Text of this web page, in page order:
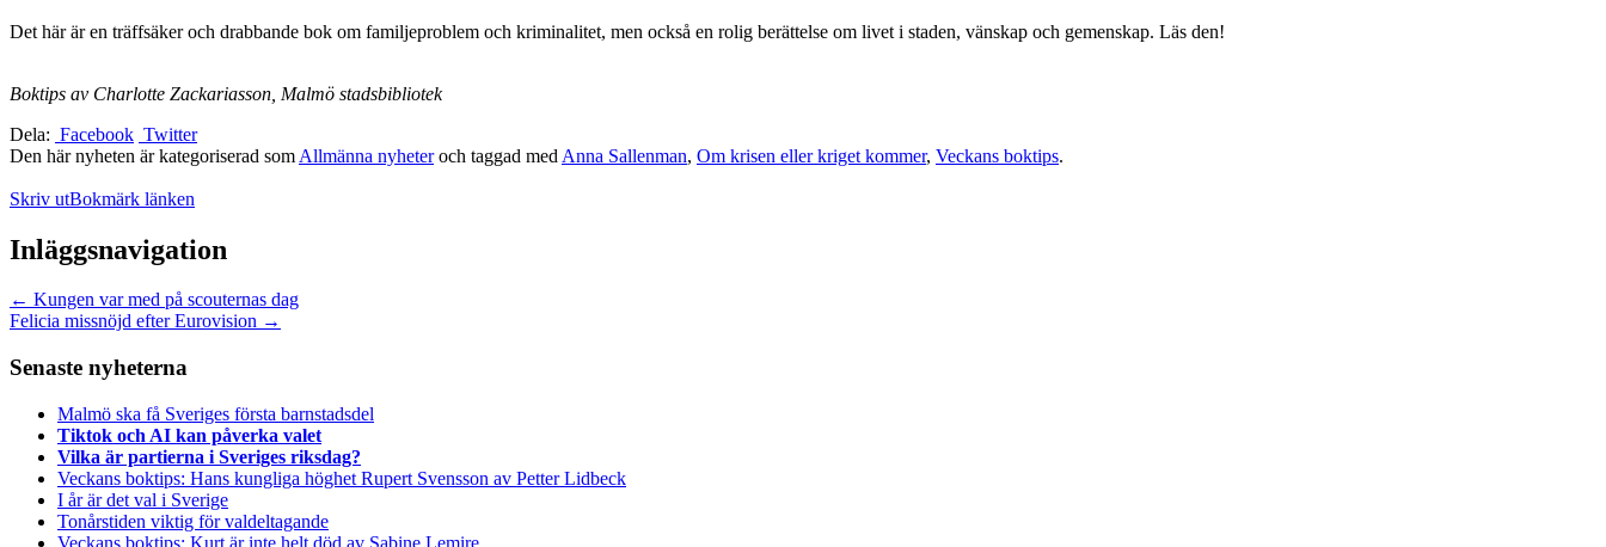
Det här är en träffsäker och drabbande bok om familjeproblem och kriminalitet, men också en rolig berättelse om livet i staden, vänskap och gemenskap. Läs den!
Boktips av Charlotte Zackariasson, Malmö stadsbibliotek
Dela: Facebook Twitter
Den här nyheten är kategoriserad som Allmänna nyheteroch taggad med Anna Sallenman, Om krisen eller kriget kommer, Veckans boktips.
Skriv utBokmärk länken
Inläggsnavigation
← Kungen var med på scouternas dag
Felicia missnöjd efter Eurovision →
Senaste nyheterna
Malmö ska få Sveriges första barnstadsdel
Tiktok och AI kan påverka valet
Vilka är partierna i Sveriges riksdag?
Veckans boktips: Hans kungliga höghet Rupert Svensson av Petter Lidbeck
I år är det val i Sverige
Tonårstiden viktig för valdeltagande
Veckans boktips: Kurt är inte helt död av Sabine Lemire